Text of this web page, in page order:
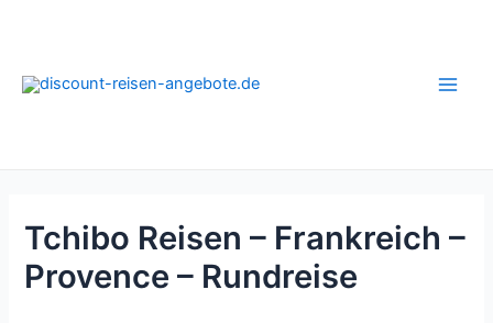
Tchibo Reisen – Frankreich –
Provence – Rundreise